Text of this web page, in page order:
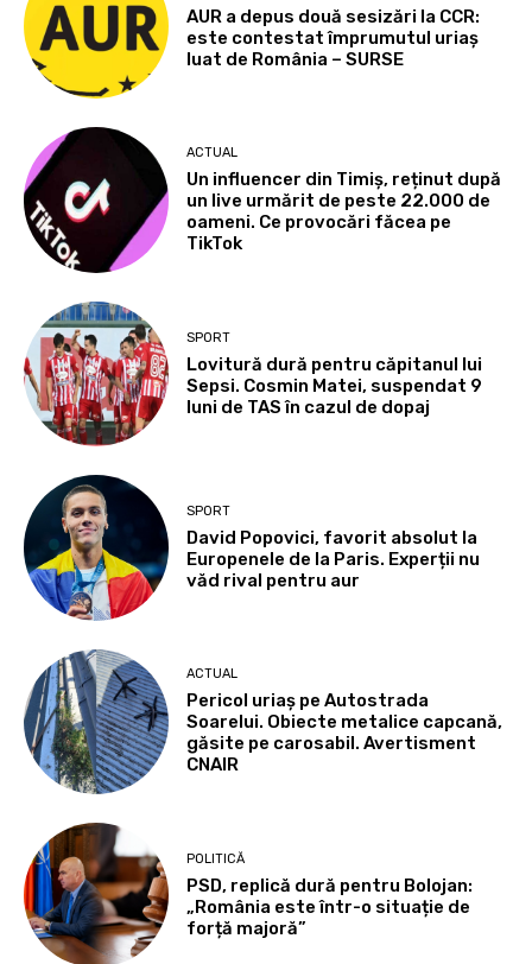
AUR a depus două sesizări la CCR:
este contestat împrumutul uriaș
luat de România – SURSE
ACTUAL
Un influencer din Timiș, reținut după
un live urmărit de peste 22.000 de
oameni. Ce provocări făcea pe
TikTok
SPORT
Lovitură dură pentru căpitanul lui
Sepsi. Cosmin Matei, suspendat 9
luni de TAS în cazul de dopaj
SPORT
David Popovici, favorit absolut la
Europenele de la Paris. Experții nu
văd rival pentru aur
ACTUAL
Pericol uriaș pe Autostrada
Soarelui. Obiecte metalice capcană,
găsite pe carosabil. Avertisment
CNAIR
POLITICĂ
PSD, replică dură pentru Bolojan:
„România este într-o situație de
forță majoră”